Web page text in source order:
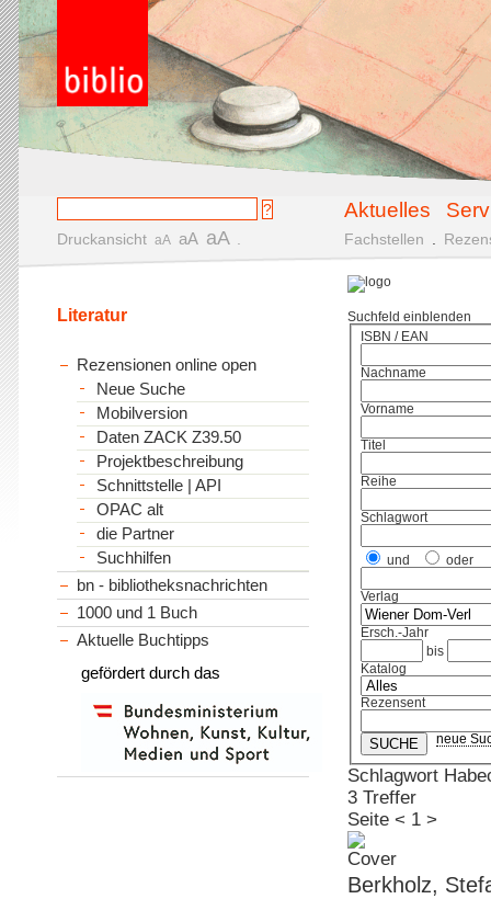
Aktuelles
Druckansicht aA aA aA Fachstellen
Suchfeld einblenden
ISBN / EAN
Nachname
Vorname
Titel
Reihe
Schlagwort
und oder
Verlag
Ersch.-Jahr
bis
Katalog
Rezensent
neue
Schlagwort
3 Treffer
Seite < 1 >
Berkholz,
Literatur
Rezensionen online open
Neue Suche
Mobilversion
Daten ZACK Z39.50
Projektbeschreibung
Schnittstelle | API
OPAC alt
die Partner
Suchhilfen
bn - bibliotheksnachrichten
1000 und 1 Buch
Aktuelle Buchtipps
gefördert durch das